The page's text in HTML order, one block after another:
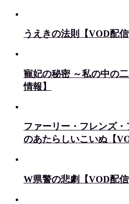
うえきの法則【VOD配信
寵妃の秘密 ～私の中の
情報】
ファーリー・フレンズ
のあたらしいこいぬ【
W県警の悲劇【VOD配信